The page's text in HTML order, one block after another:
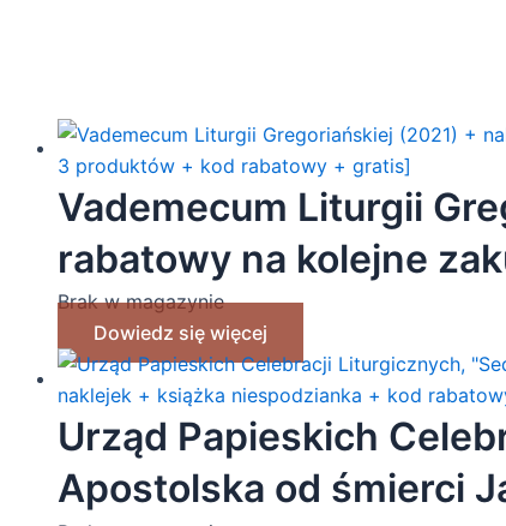
Vademecum Liturgii
rabatowy na kolejne
produktów + kod
Brak w magazynie
Dowiedz się więcej
Urząd Papieskich
Apostolska od śmierci